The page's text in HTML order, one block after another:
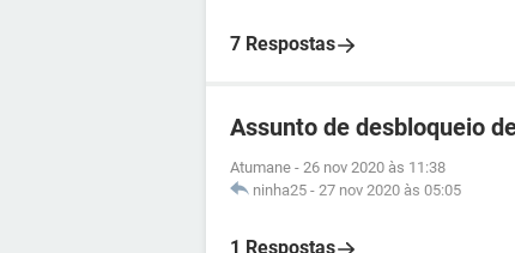
7 Respostas
Assunto de desbloqueio
Atumane - 26 nov 2020 às 11:38
ninha25 - 27 nov 2020 às 05:05
1 Respostas